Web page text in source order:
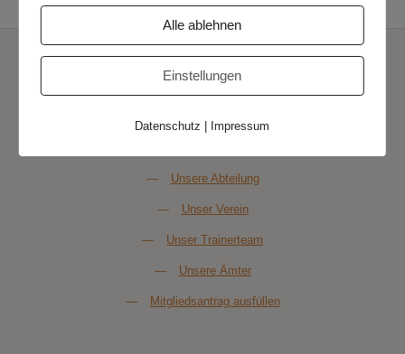
Über Uns
— Unsere Abteilung
— Unser Verein
— Unser Trainerteam
— Unsere Ämter
— Mitgliedsantrag ausfüllen
Alle ablehnen
Einstellungen
Datenschutz Impressum